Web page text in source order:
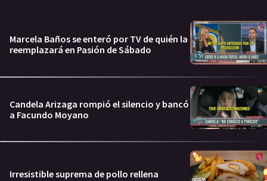
Marcela Baños se enteró por TV de quién la
reemplazará en Pasión de Sábado
Candela Arizaga rompió el silencio y bancó
a Facundo Moyano
Irresistible suprema de pollo rellena